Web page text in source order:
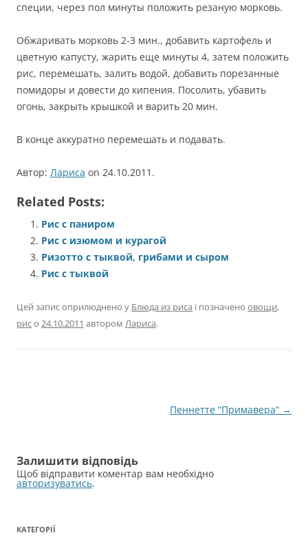
специи, через пол минуты положить резаную морковь.
Обжаривать морковь 2-3 мин., добавить картофель и
цветную капусту, жарить еще минуты 4, затем положить
рис, перемешать, залить водой, добавить порезанные
помидоры и довести до кипения. Посолить, убавить
огонь, закрыть крышкой и варить 20 мин.
В конце аккуратно перемешать и подавать.
Автор: Лариса on 24.10.2011.
Related Posts:
Рис с паниром
Рис с изюмом и курагой
Ризотто с тыквой, грибами и сыром
Рис с тыквой
Цей запис оприлюднено у Блюда из риса і позначено овощи,
рисо 24.10.2011 автором Лариса.
Пеннетте “Примавера” →
Залишити відповідь
Щоб відправити коментар вам необхідно
авторизуватись.
КАТЕГОРІЇ